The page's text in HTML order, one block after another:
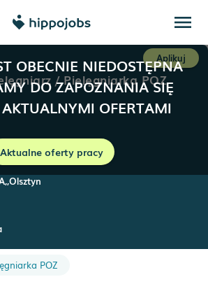
menu
OBECNIE NIEDOSTĘPNA
DO ZAPOZNANIA SIĘ
OFERTAMI
Aktualne oferty pracy
Aplikuj
/ Pielęgniarka POZ
,Olsztyn
POZ